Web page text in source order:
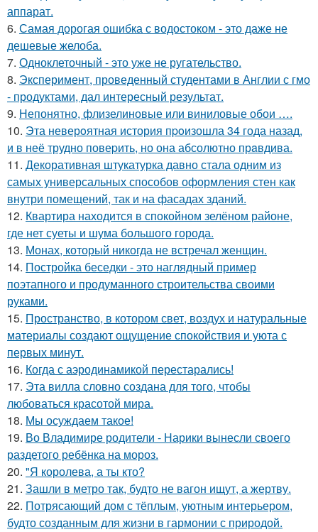
аппарат.
6. Самая дорогая ошибка с водостоком - это даже не
дешевые желоба.
7. Одноклеточный - это уже не ругательство.
8. Эксперимент, проведенный студентами в Англии с гмо
- продуктами, дал интересный результат.
9. Непонятно, флизелиновые или виниловые обои ….
10. Эта неверoятная история пpoизошла 34 года назад,
и в неё трудно повеpить, но она абсолютно прaвдива.
11. Декоративная штукатурка давно стала одним из
самых универсальных способов оформления стен как
внутри помещений, так и на фасадах зданий.
12. Квартира находится в спокойном зелёном районе,
где нет суеты и шума большого города.
13. Монах, который никогда не встречал женщин.
14. Постройка беседки - это наглядный пример
поэтапного и продуманного строительства своими
руками.
15. Пространство, в котором свет, воздух и натуральные
материалы создают ощущение спокойствия и уюта с
первых минут.
16. Когда с аэродинамикой перестарались!
17. Эта вилла словно создана для того, чтобы
любоваться красотой мира.
18. Мы осуждаем такое!
19. Во Владимире родители - Нарики вынесли своего
раздетого ребёнка на мороз.
20. "Я королева, а ты кто?
21. Зашли в метро так, будто не вагон ищут, а жертву.
22. Потрясающий дом с тёплым, уютным интерьером,
будто созданным для жизни в гармонии с природой.